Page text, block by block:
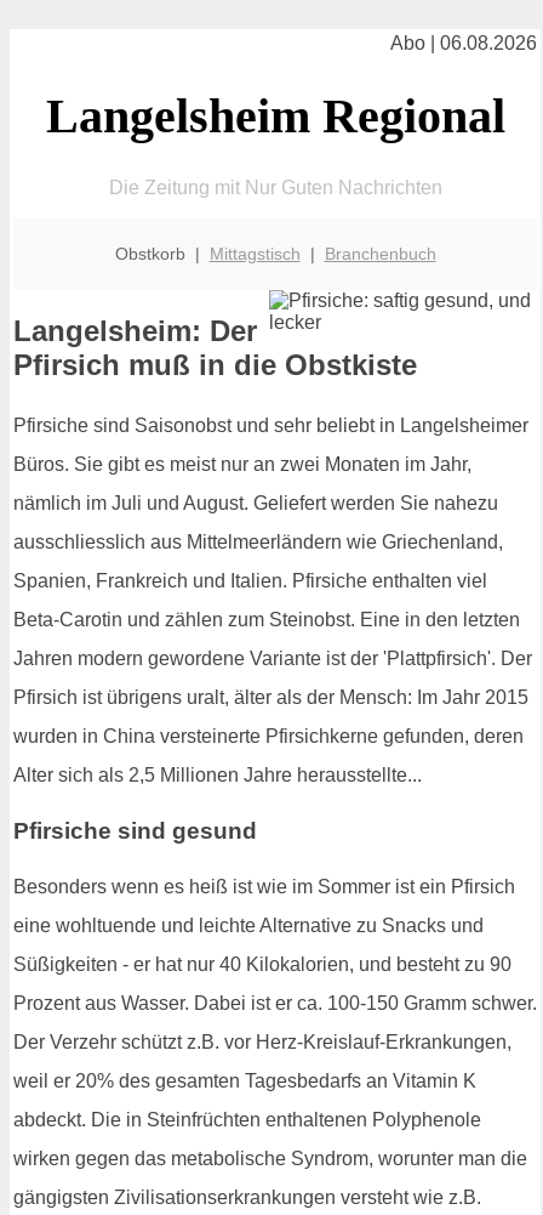
Abo | 06.08.2026
Langelsheim Regional
Die Zeitung mit Nur Guten Nachrichten
Obstkorb | Mittagstisch | Branchenbuch
Langelsheim: Der
Pfirsich muß in die Obstkiste
Pfirsiche sind Saisonobst und sehr beliebt in Langelsheimer
Büros. Sie gibt es meist nur an zwei Monaten im Jahr,
nämlich im Juli und August. Geliefert werden Sie nahezu
ausschliesslich aus Mittelmeerländern wie Griechenland,
Spanien, Frankreich und Italien. Pfirsiche enthalten viel
Beta-Carotin und zählen zum Steinobst. Eine in den letzten
Jahren modern gewordene Variante ist der 'Plattpfirsich'. Der
Pfirsich ist übrigens uralt, älter als der Mensch: Im Jahr 2015
wurden in China versteinerte Pfirsichkerne gefunden, deren
Alter sich als 2,5 Millionen Jahre herausstellte...
Pfirsiche sind gesund
Besonders wenn es heiß ist wie im Sommer ist ein Pfirsich
eine wohltuende und leichte Alternative zu Snacks und
Süßigkeiten - er hat nur 40 Kilokalorien, und besteht zu 90
Prozent aus Wasser. Dabei ist er ca. 100-150 Gramm schwer.
Der Verzehr schützt z.B. vor Herz-Kreislauf-Erkrankungen,
weil er 20% des gesamten Tagesbedarfs an Vitamin K
abdeckt. Die in Steinfrüchten enthaltenen Polyphenole
wirken gegen das metabolische Syndrom, worunter man die
gängigsten Zivilisationserkrankungen versteht wie z.B.